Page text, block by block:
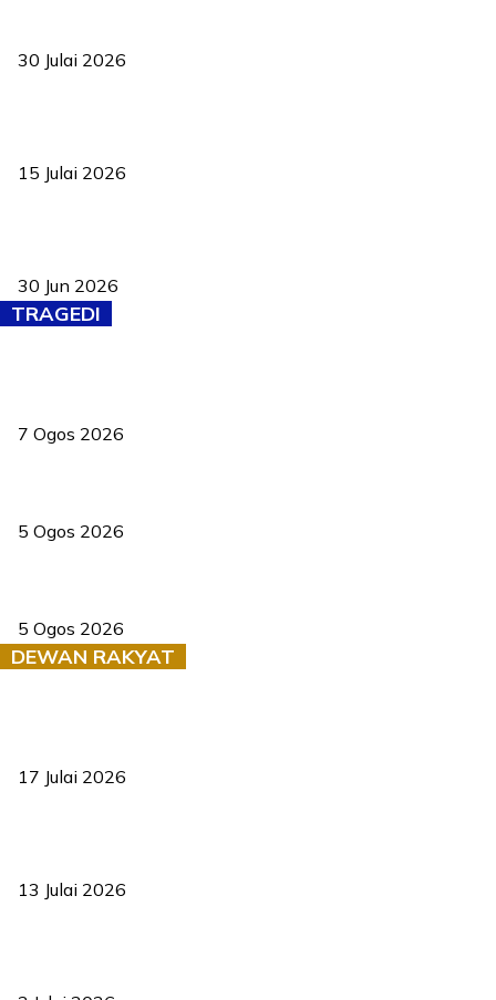
30 Julai 2026
15 Julai 2026
30 Jun 2026
TRAGEDI
7 Ogos 2026
5 Ogos 2026
5 Ogos 2026
DEWAN RAKYAT
17 Julai 2026
13 Julai 2026